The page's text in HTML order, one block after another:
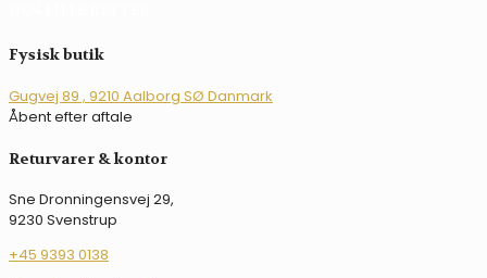
Fysisk butik
Gugvej 89 , 9210 Aalborg SØ Danmark
Åbent efter aftale
Returvarer & kontor
Sne Dronningensvej 29,
9230 Svenstrup
+45 9393 0138